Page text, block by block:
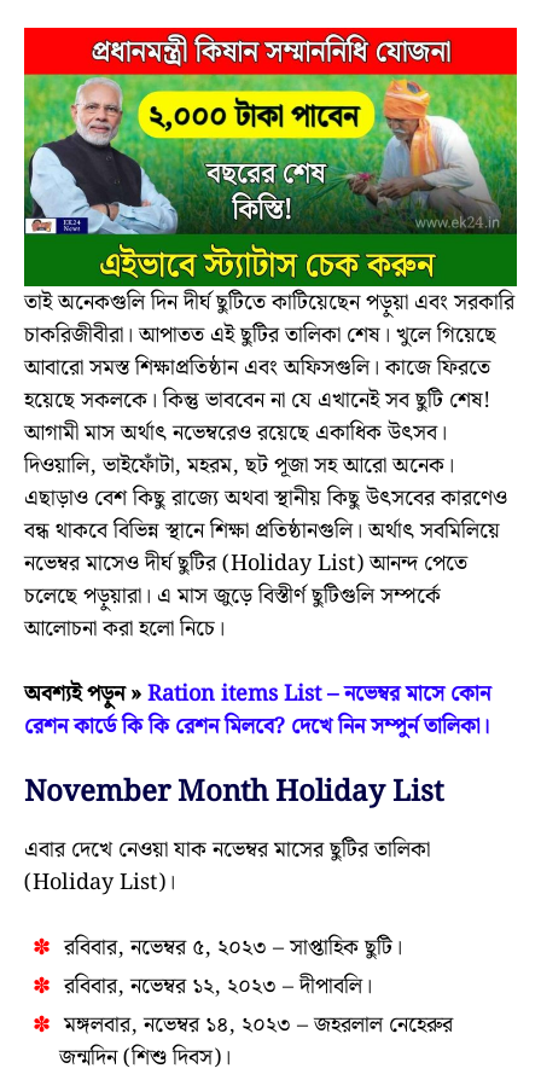
তাই অনেকগুলি দিন দীর্ঘ ছুটিতে কাটিয়েছেন পড়ুয়া এবং সরকারি
চাকরিজীবীরা। আপাতত এই ছুটির তালিকা শেষ। খুলে গিয়েছে
আবারো সমস্ত শিক্ষাপ্রতিষ্ঠান এবং অফিসগুলি। কাজে ফিরতে
হয়েছে সকলকে। কিন্তু ভাববেন না যে এখানেই সব ছুটি শেষ!
আগামী মাস অর্থাৎ নভেম্বরেও রয়েছে একাধিক উৎসব।
দিওয়ালি, ভাইফোঁটা, মহরম, ছট পূজা সহ আরো অনেক।
এছাড়াও বেশ কিছু রাজ্যে অথবা স্থানীয় কিছু উৎসবের কারণেও
বন্ধ থাকবে বিভিন্ন স্থানে শিক্ষা প্রতিষ্ঠানগুলি। অর্থাৎ সবমিলিয়ে
নভেম্বর মাসেও দীর্ঘ ছুটির (Holiday List) আনন্দ পেতে
চলেছে পড়ুয়ারা। এ মাস জুড়ে বিস্তীর্ণ ছুটিগুলি সম্পর্কে
আলোচনা করা হলো নিচে।
অবশ্যই পড়ুন »Ration items List – নভেম্বর মাসে কোন
রেশন কার্ডে কি কি রেশন মিলবে? দেখে নিন সম্পুর্ন তালিকা।
November Month Holiday List
এবার দেখে নেওয়া যাক নভেম্বর মাসের ছুটির তালিকা
(Holiday List)।
রবিবার, নভেম্বর ৫, ২০২৩ – সাপ্তাহিক ছুটি।
রবিবার, নভেম্বর ১২, ২০২৩ – দীপাবলি।
মঙ্গলবার, নভেম্বর ১৪, ২০২৩ – জহরলাল নেহেরুর
জন্মদিন (শিশু দিবস)।